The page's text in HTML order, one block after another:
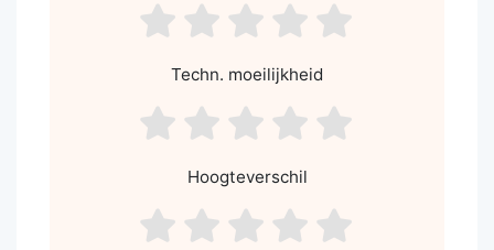
asdf4
asdf3
asdf2
asdf1
Techn. moeilijkheid
asdf4
asdf3
asdf2
asdf1
Hoogteverschil
asdf4
asdf3
asdf2
asdf1